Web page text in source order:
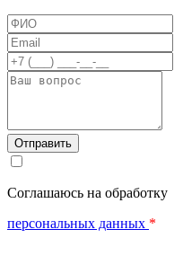
ФИО
Email
Телефон
Вопрос
Соглашаюсь на обработку
персональных данных *